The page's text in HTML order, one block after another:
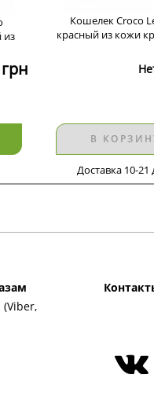
из
грн
Кошелек Croco
красный из кожи
В
Доставка 10-21
(Viber,